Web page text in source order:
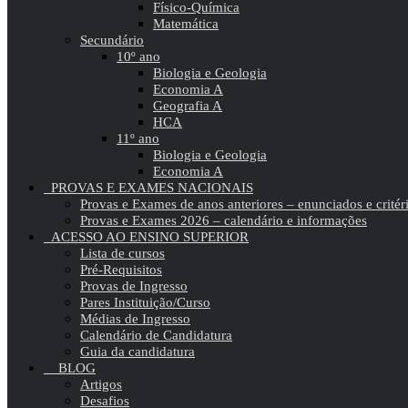
Físico-Química
Matemática
Secundário
10º ano
Biologia e Geologia
Economia A
Geografia A
HCA
11º ano
Biologia e Geologia
Economia A
PROVAS E EXAMES NACIONAIS
Provas e Exames de anos anteriores – enunciados e
Provas e Exames 2026 – calendário e informações
ACESSO AO ENSINO SUPERIOR
Lista de cursos
Pré-Requisitos
Provas de Ingresso
Pares Instituição/Curso
Médias de Ingresso
Calendário de Candidatura
Guia da candidatura
BLOG
Artigos
Desafios